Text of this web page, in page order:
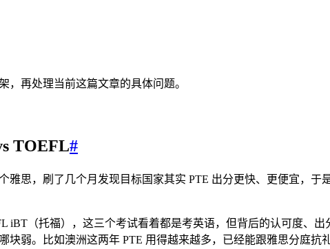
，再处理当前这篇文章的具体问题。
TOEFL#
思，刷了几个月发现目标国家其实 PTE 出分更快、更便宜，于
iBT（托福），这三个考试看着都是考英语，但背后的认可度、
块弱。比如澳洲这两年 PTE 用得越来越多，已经能跟雅思分庭